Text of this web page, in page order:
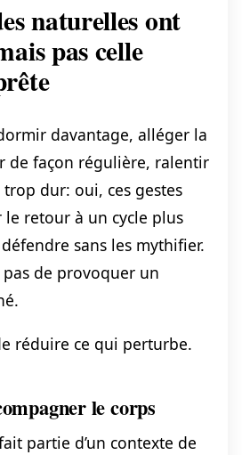
naturelles ont
pas celle
davantage, alléger la
de façon régulière, ralentir
dur: oui, ces gestes
retour à un cycle plus
sans les mythifier.
pas de provoquer un
réduire ce qui perturbe.
le corps
partie d’un contexte de